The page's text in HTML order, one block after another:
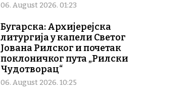
06. August 2026. 01:23
Бугарска: Архијерејска
литургија у капели Светог
Јована Рилског и почетак
поклоничког пута „Рилски
Чудотворац“
06. August 2026. 10:25